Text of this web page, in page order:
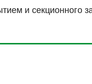
и секционного